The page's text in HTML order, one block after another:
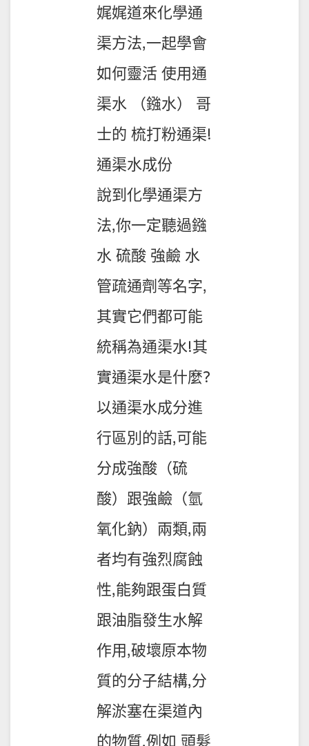
娓娓道來化學通
渠方法,一起學會
如何靈活 使用通
渠水 （鏹水） 哥
士的 梳打粉通渠!
通渠水成份
說到化學通渠方
法,你一定聽過鏹
水 硫酸 強鹼 水
管疏通劑等名字,
其實它們都可能
統稱為通渠水!其
實通渠水是什麼?
以通渠水成分進
行區別的話,可能
分成強酸（硫
酸）跟強鹼（氫
氧化鈉）兩類,兩
者均有強烈腐蝕
性,能夠跟蛋白質
跟油脂發生水解
作用,破壞原本物
質的分子結構,分
解淤塞在渠道內
的物質,例如 頭髮